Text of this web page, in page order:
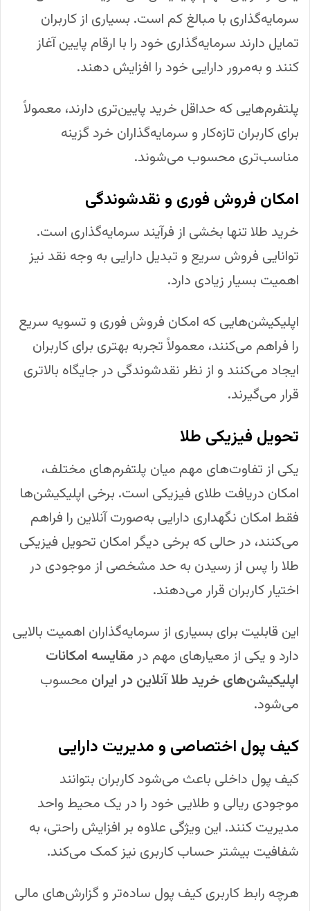
سرمایه‌گذاری با مبالغ کم است. بسیاری از کاربران
تمایل دارند سرمایه‌گذاری خود را با ارقام پایین آغاز
کنند و به‌مرور دارایی خود را افزایش دهند.
پلتفرم‌هایی که حداقل خرید پایین‌تری دارند، معمولاً
برای کاربران تازه‌کار و سرمایه‌گذاران خرد گزینه
مناسب‌تری محسوب می‌شوند.
امکان فروش فوری و نقدشوندگی
خرید طلا تنها بخشی از فرآیند سرمایه‌گذاری است.
توانایی فروش سریع و تبدیل دارایی به وجه نقد نیز
اهمیت بسیار زیادی دارد.
اپلیکیشن‌هایی که امکان فروش فوری و تسویه سریع
را فراهم می‌کنند، معمولاً تجربه بهتری برای کاربران
ایجاد می‌کنند و از نظر نقدشوندگی در جایگاه بالاتری
قرار می‌گیرند.
تحویل فیزیکی طلا
یکی از تفاوت‌های مهم میان پلتفرم‌های مختلف،
امکان دریافت طلای فیزیکی است. برخی اپلیکیشن‌ها
فقط امکان نگهداری دارایی به‌صورت آنلاین را فراهم
می‌کنند، در حالی که برخی دیگر امکان تحویل فیزیکی
طلا را پس از رسیدن به حد مشخصی از موجودی در
اختیار کاربران قرار می‌دهند.
این قابلیت برای بسیاری از سرمایه‌گذاران اهمیت بالایی
دارد و یکی از معیارهای مهم درمقایسه امکانات
اپلیکیشن‌های خرید طلا آنلاین در ایران محسوب
می‌شود.
کیف پول اختصاصی و مدیریت دارایی
کیف پول داخلی باعث می‌شود کاربران بتوانند
موجودی ریالی و طلایی خود را در یک محیط واحد
مدیریت کنند. این ویژگی علاوه بر افزایش راحتی، به
شفافیت بیشتر حساب کاربری نیز کمک می‌کند.
هرچه رابط کاربری کیف پول ساده‌تر و گزارش‌های مالی